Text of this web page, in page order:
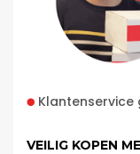
Klantenservice
VEILIG KOPEN